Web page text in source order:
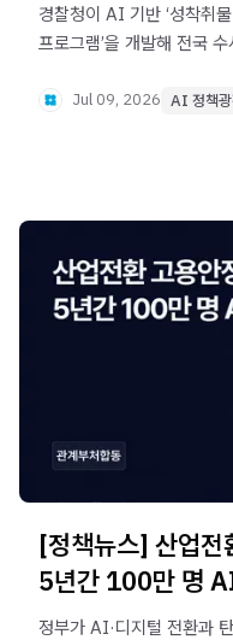
경찰청이 AI 기반 ‘성착취
프로그램’을 개발해 전국
차단과 피해자 보호를 강화
Jul 09, 2026 AI 정책
[정책뉴스] 산업
5년간 100만 명
정부가 AI·디지털 전환과